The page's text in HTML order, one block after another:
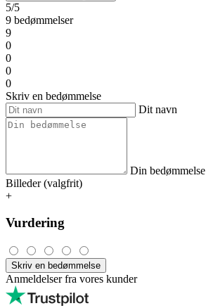
5/5
9 bedømmelser
9
0
0
0
0
Skriv en bedømmelse
Dit navn
Din bedømmelse
Billeder (valgfrit)
+
Vurdering
Skriv en bedømmelse
Anmeldelser fra vores kunder